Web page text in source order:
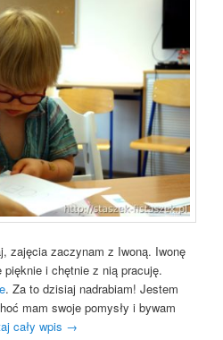
zajęcia zaczynam z Iwoną. Iwonę
i chętnie z nią pracuję.
. Za to dzisiaj nadrabiam! Jestem
mam swoje pomysły i bywam
cały wpis →